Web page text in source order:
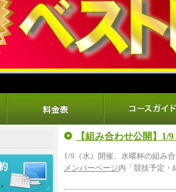
【組み合わせ公開】
1/9（水）開催、水曜杯の組み
メンバーページ内「競技予定・